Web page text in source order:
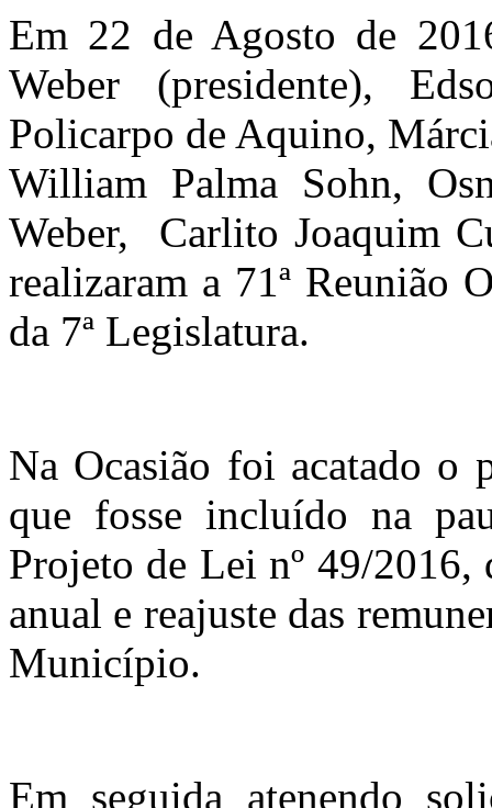
Em 22 de Agosto de
Weber (presidente),
Policarpo de Aquino,
William Palma Sohn,
Weber, Carlito Joaquim
realizaram a 71ª Reunião
da 7ª Legislatura.
Na Ocasião foi acatado o
que fosse incluído na
Projeto de Lei nº 49/
anual e reajuste das
Município.
Em seguida atenendo